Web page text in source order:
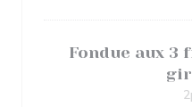
Fondue aux 3